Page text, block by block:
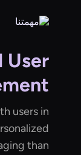
User
users in
than